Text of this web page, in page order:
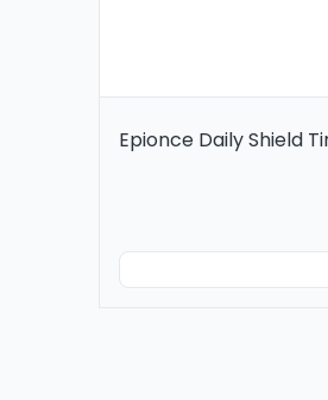
Epionce Daily Shield